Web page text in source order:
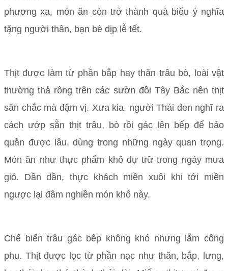
phương xa, món ăn còn trở thành quà biếu ý nghĩa
tặng người thân, bạn bè dịp lễ tết.
Thịt được làm từ phần bắp hay thăn trâu bò, loài vật
thường thả rông trên các sườn đồi Tây Bắc nên thịt
săn chắc mà đậm vị. Xưa kia, người Thái đen nghĩ ra
cách ướp sẵn thịt trâu, bò rồi gác lên bếp để bảo
quản được lâu, dùng trong những ngày quan trọng.
Món ăn như thực phẩm khô dự trữ trong ngày mưa
gió. Dần dần, thực khách miền xuôi khi tới miền
ngược lại đâm nghiền món khô này.
Chế biến trâu gác bếp không khó nhưng lắm công
phu. Thịt được lọc từ phần nạc như thăn, bắp, lưng,